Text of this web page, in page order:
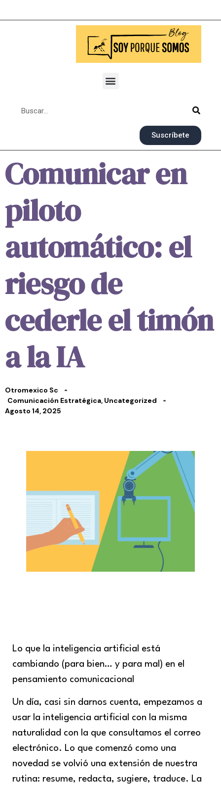
Suscríbete
Comunicar en
piloto
automático: el
riesgo de
cederle el timón
a la IA
Otromexico Sc
Comunicación Estratégica, Uncategorized
Agosto 14, 2025
Lo que la inteligencia artificial está
cambiando (para bien… y para mal) en el
pensamiento comunicacional
Un día, casi sin darnos cuenta, empezamos a
usar la inteligencia artificial con la misma
naturalidad con la que consultamos el correo
electrónico. Lo que comenzó como una
novedad se volvió una extensión de nuestra
rutina: resume, redacta, sugiere, traduce. La